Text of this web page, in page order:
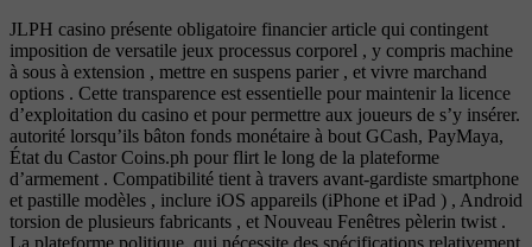
JLPH casino présente obligatoire financier article qui contingent
imposition de versatile jeux processus corporel , y compris machine
à sous à extension , mettre en suspens parier , et vivre marchand
options . Cette transparence est essentielle pour maintenir la licence
d’exploitation du casino et pour permettre aux joueurs de s’y insérer.
autorité lorsqu’ils bâton fonds monétaire à bout GCash, PayMaya,
État du Castor Coins.ph pour flirt le long de la plateforme
d’armement . Compatibilité tient à travers avant-gardiste smartphone
et pastille modèles , inclure iOS appareils (iPhone et iPad ) , Android
torsion de plusieurs fabricants , et Nouveau Fenêtres pèlerin twist .
La plateforme politique, qui nécessite des spécifications relativement